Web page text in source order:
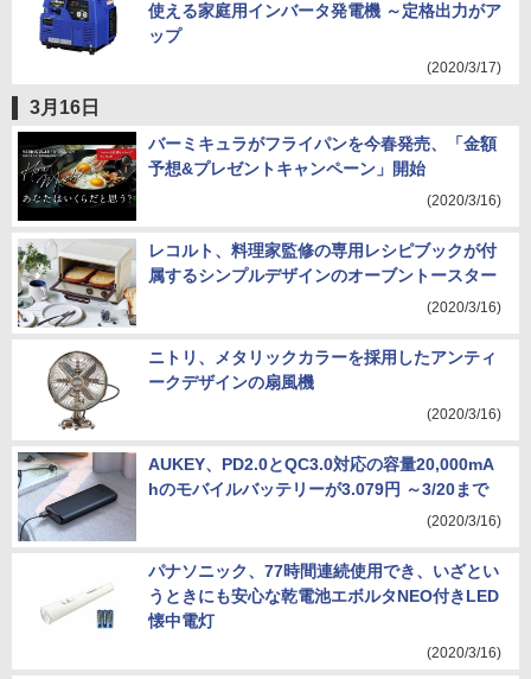
使える家庭用インバータ発電機 ～定格出力がア
ップ
(2020/3/17)
3月16日
バーミキュラがフライパンを今春発売、「金額
予想&プレゼントキャンペーン」開始
(2020/3/16)
レコルト、料理家監修の専用レシピブックが付
属するシンプルデザインのオーブントースター
(2020/3/16)
ニトリ、メタリックカラーを採用したアンティ
ークデザインの扇風機
(2020/3/16)
AUKEY、PD2.0とQC3.0対応の容量20,000mA
hのモバイルバッテリーが3.079円 ～3/20まで
(2020/3/16)
パナソニック、77時間連続使用でき、いざとい
うときにも安心な乾電池エボルタNEO付きLED
懐中電灯
(2020/3/16)